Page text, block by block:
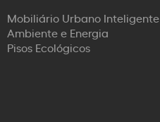
Mobiliário Urbano Inteligente
Ambiente e Energia
Pisos Ecológicos